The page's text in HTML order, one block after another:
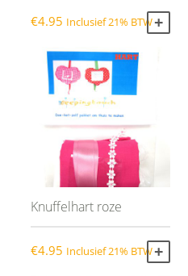
€4.95 Inclusief 21% BTW
Knuffelhart roze
€4.95 Inclusief 21% BTW